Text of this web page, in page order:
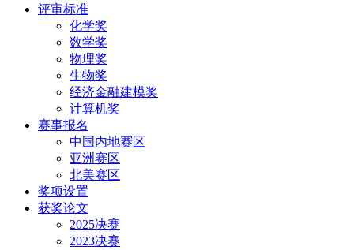
评审标准
化学奖
数学奖
物理奖
生物奖
经济金融建模奖
计算机奖
赛事报名
中国内地赛区
亚洲赛区
北美赛区
奖项设置
获奖论文
2025决赛
2023决赛